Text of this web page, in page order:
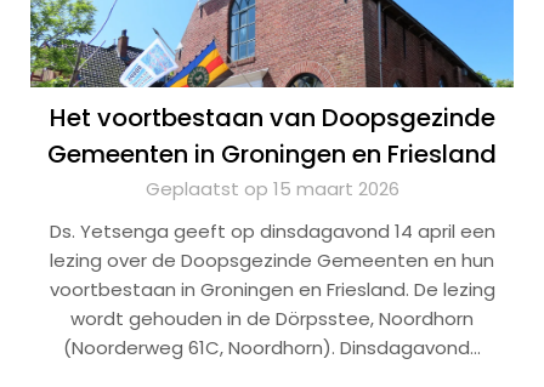
Het voortbestaan van Doopsgezinde
Gemeenten in Groningen en Friesland
Geplaatst op 15 maart 2026
Ds. Yetsenga geeft op dinsdagavond 14 april een
lezing over de Doopsgezinde Gemeenten en hun
voortbestaan in Groningen en Friesland. De lezing
wordt gehouden in de Dörpsstee, Noordhorn
(Noorderweg 61C, Noordhorn). Dinsdagavond…